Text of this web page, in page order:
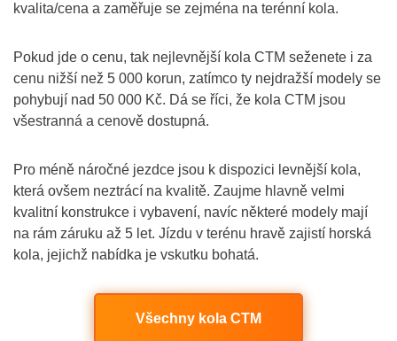
kvalita/cena a zaměřuje se zejména na terénní kola.
Pokud jde o cenu, tak nejlevnější kola CTM seženete i za
cenu nižší než 5 000 korun, zatímco ty nejdražší modely se
pohybují nad 50 000 Kč. Dá se říci, že kola CTM jsou
všestranná a cenově dostupná.
Pro méně náročné jezdce jsou k dispozici levnější kola,
která ovšem neztrácí na kvalitě. Zaujme hlavně velmi
kvalitní konstrukce i vybavení, navíc některé modely mají
na rám záruku až 5 let. Jízdu v terénu hravě zajistí horská
kola, jejichž nabídka je vskutku bohatá.
Všechny kola CTM